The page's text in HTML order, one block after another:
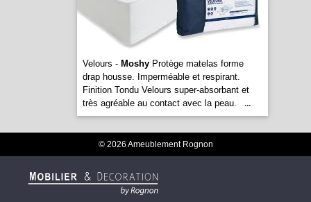
Velours - MoshyProtège matelas forme
drap housse. Imperméable et respirant.
Finition Tondu Velours super-absorbant et
très agréable au contact avec la peau.
...
© 2026 Ameublement Rognon